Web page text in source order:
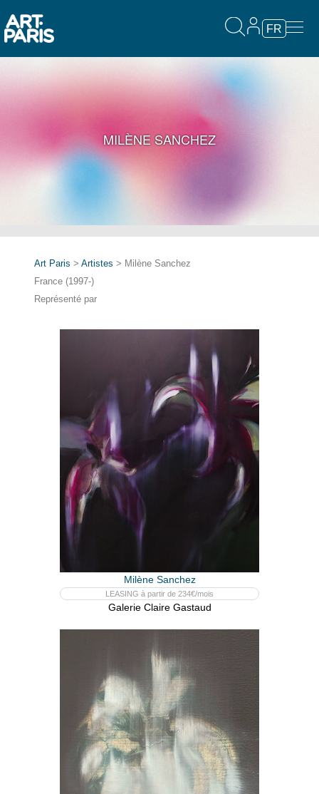
FR
MILÈNE SANCHEZ
Art Paris > Artistes > Milène Sanchez
France (1997-)
Représenté par
Milène Sanchez
LEASING à partir de 234€/mois
Galerie Claire Gastaud